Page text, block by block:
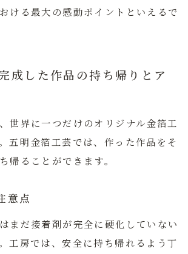
ける最大の感動ポイントといえるで
成した作品の持ち帰りとア
世界に一つだけのオリジナル金箔工
五明金箔工芸では、作った作品をそ
帰ることができます。
意点
まだ接着剤が完全に硬化していない
工房では、安全に持ち帰れるよう丁